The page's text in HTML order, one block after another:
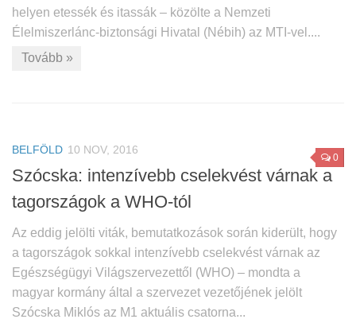
helyen etessék és itassák – közölte a Nemzeti
Élelmiszerlánc-biztonsági Hivatal (Nébih) az MTI-vel....
Tovább »
0
BELFÖLD 10 NOV, 2016
Szócska: intenzívebb cselekvést várnak a
tagországok a WHO-tól
Az eddig jelölti viták, bemutatkozások során kiderült, hogy
a tagországok sokkal intenzívebb cselekvést várnak az
Egészségügyi Világszervezettől (WHO) – mondta a
magyar kormány által a szervezet vezetőjének jelölt
Szócska Miklós az M1 aktuális csatorna...